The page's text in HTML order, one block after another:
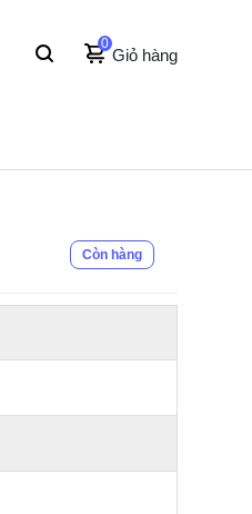
0
Giỏ hàng
Còn hàng